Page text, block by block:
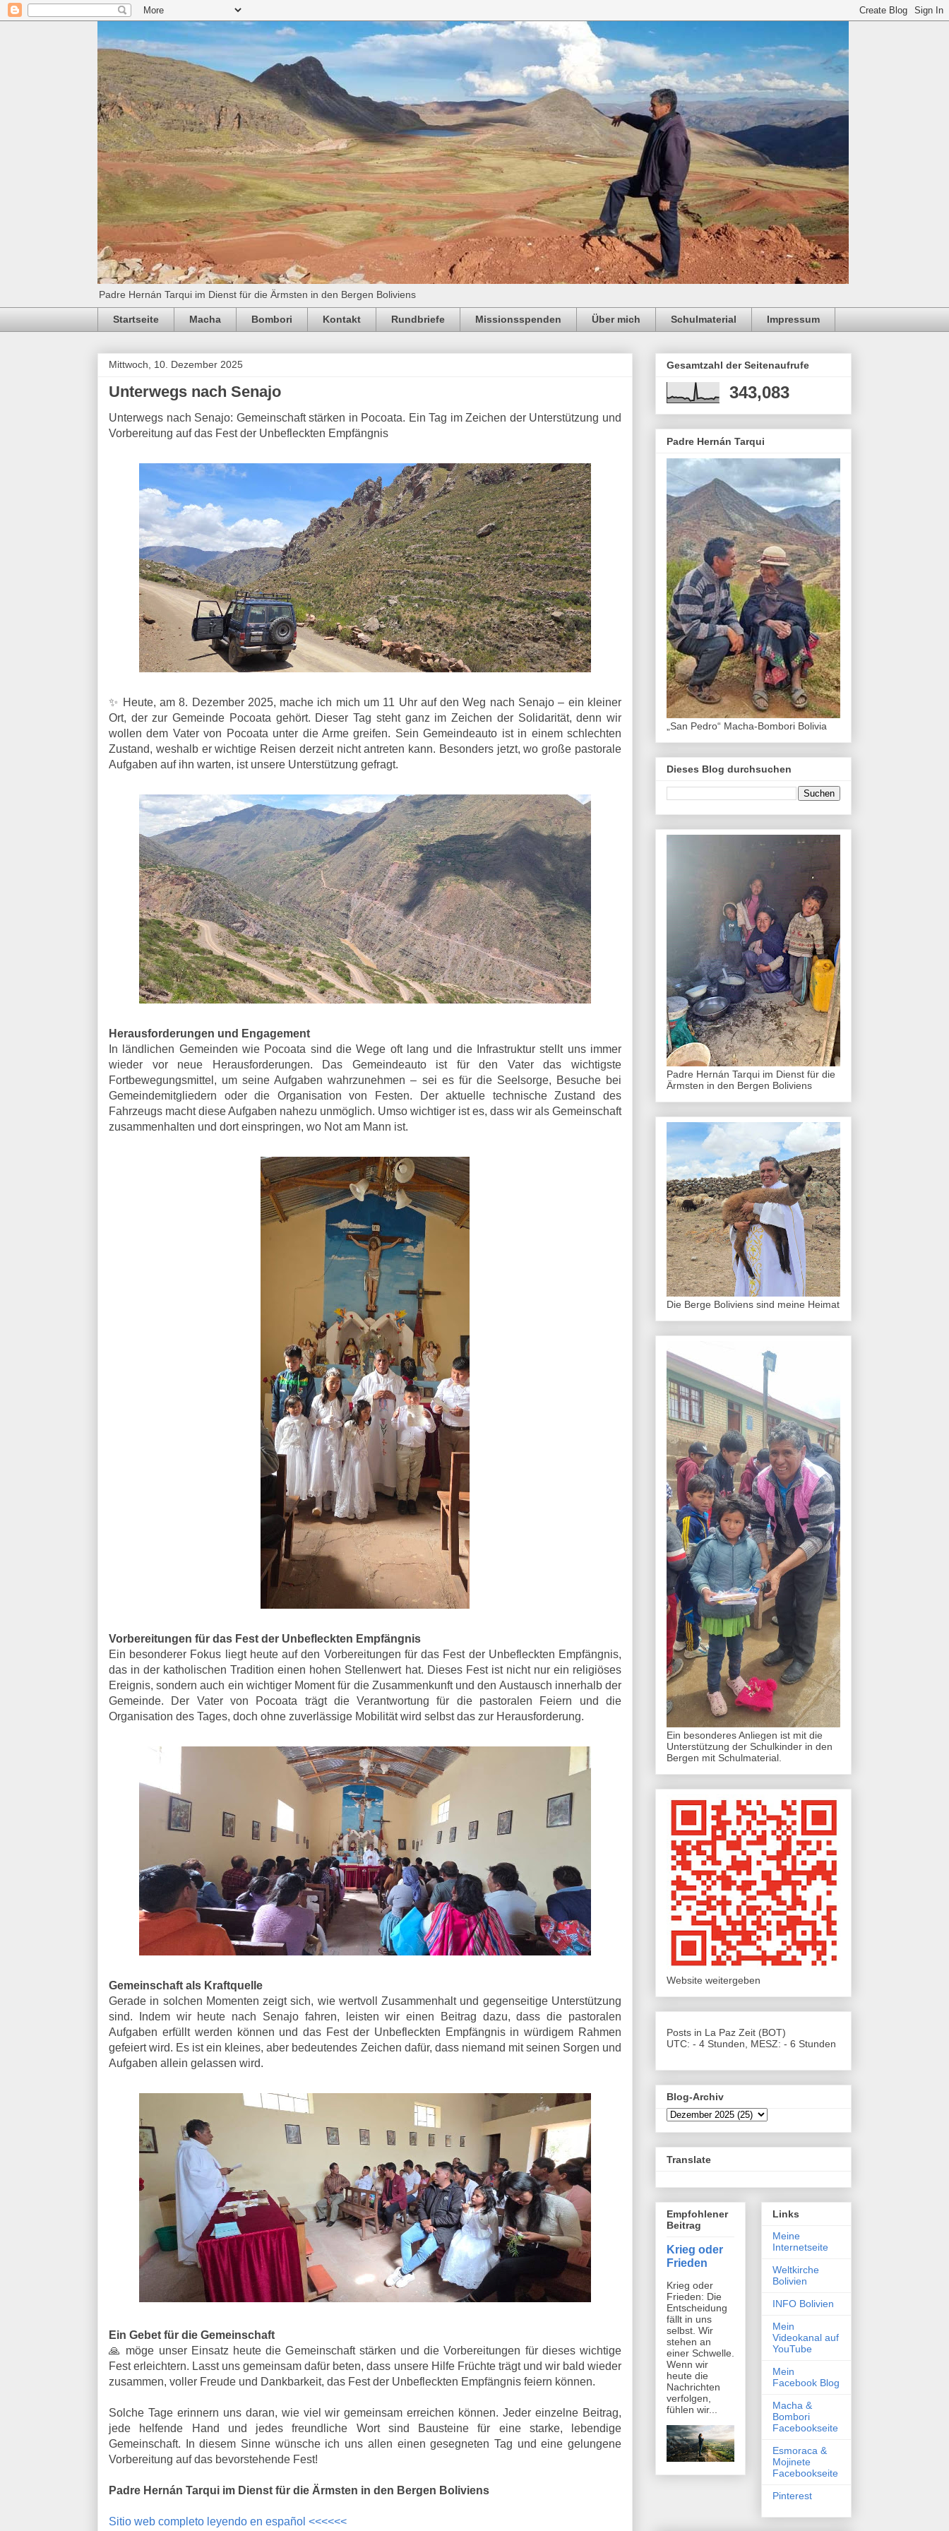
Padre Hernán Tarqui im Dienst für die Ärmsten in den Bergen Boliviens
Startseite Macha Bombori Kontakt Rundbriefe Missionsspenden Über mich Schulmaterial Impressum
Mittwoch, 10. Dezember 2025
Unterwegs nach Senajo
Unterwegs nach Senajo: Gemeinschaft stärken in Pocoata. Ein Tag im Zeichen der Unterstützung und
Vorbereitung auf das Fest der Unbefleckten Empfängnis
✨ Heute, am 8. Dezember 2025, mache ich mich um 11 Uhr auf den Weg nach Senajo – ein kleiner
Ort, der zur Gemeinde Pocoata gehört. Dieser Tag steht ganz im Zeichen der Solidarität, denn wir
wollen dem Vater von Pocoata unter die Arme greifen. Sein Gemeindeauto ist in einem schlechten
Zustand, weshalb er wichtige Reisen derzeit nicht antreten kann. Besonders jetzt, wo große pastorale
Aufgaben auf ihn warten, ist unsere Unterstützung gefragt.
Herausforderungen und Engagement
In ländlichen Gemeinden wie Pocoata sind die Wege oft lang und die Infrastruktur stellt uns immer
wieder vor neue Herausforderungen. Das Gemeindeauto ist für den Vater das wichtigste
Fortbewegungsmittel, um seine Aufgaben wahrzunehmen – sei es für die Seelsorge, Besuche bei
Gemeindemitgliedern oder die Organisation von Festen. Der aktuelle technische Zustand des
Fahrzeugs macht diese Aufgaben nahezu unmöglich. Umso wichtiger ist es, dass wir als Gemeinschaft
zusammenhalten und dort einspringen, wo Not am Mann ist.
Vorbereitungen für das Fest der Unbefleckten Empfängnis
Ein besonderer Fokus liegt heute auf den Vorbereitungen für das Fest der Unbefleckten Empfängnis,
das in der katholischen Tradition einen hohen Stellenwert hat. Dieses Fest ist nicht nur ein religiöses
Ereignis, sondern auch ein wichtiger Moment für die Zusammenkunft und den Austausch innerhalb der
Gemeinde. Der Vater von Pocoata trägt die Verantwortung für die pastoralen Feiern und die
Organisation des Tages, doch ohne zuverlässige Mobilität wird selbst das zur Herausforderung.
Gemeinschaft als Kraftquelle
Gerade in solchen Momenten zeigt sich, wie wertvoll Zusammenhalt und gegenseitige Unterstützung
sind. Indem wir heute nach Senajo fahren, leisten wir einen Beitrag dazu, dass die pastoralen
Aufgaben erfüllt werden können und das Fest der Unbefleckten Empfängnis in würdigem Rahmen
gefeiert wird. Es ist ein kleines, aber bedeutendes Zeichen dafür, dass niemand mit seinen Sorgen und
Aufgaben allein gelassen wird.
Ein Gebet für die Gemeinschaft
🙏 möge unser Einsatz heute die Gemeinschaft stärken und die Vorbereitungen für dieses wichtige
Fest erleichtern. Lasst uns gemeinsam dafür beten, dass unsere Hilfe Früchte trägt und wir bald wieder
zusammen, voller Freude und Dankbarkeit, das Fest der Unbefleckten Empfängnis feiern können.
Solche Tage erinnern uns daran, wie viel wir gemeinsam erreichen können. Jeder einzelne Beitrag,
jede helfende Hand und jedes freundliche Wort sind Bausteine für eine starke, lebendige
Gemeinschaft. In diesem Sinne wünsche ich uns allen einen gesegneten Tag und eine gelungene
Vorbereitung auf das bevorstehende Fest!
Padre Hernán Tarqui im Dienst für die Ärmsten in den Bergen Boliviens
Sitio web completo leyendo en español <<<<<<
Gesamtzahl der Seitenaufrufe
343,083
Padre Hernán Tarqui
„San Pedro“ Macha-Bombori Bolivia
Dieses Blog durchsuchen
Padre Hernán Tarqui im Dienst für die
Ärmsten in den Bergen Boliviens
Die Berge Boliviens sind meine Heimat
Ein besonderes Anliegen ist mit die
Unterstützung der Schulkinder in den
Bergen mit Schulmaterial.
Website weitergeben
Posts in La Paz Zeit (BOT)
UTC: - 4 Stunden, MESZ: - 6 Stunden
Blog-Archiv
Translate
Empfohlener
Beitrag
Krieg oder
Frieden
Krieg oder
Frieden: Die
Entscheidung
fällt in uns
selbst. Wir
stehen an
einer Schwelle.
Wenn wir
heute die
Nachrichten
verfolgen,
fühlen wir...
Links
Meine
Internetseite
Weltkirche
Bolivien
INFO Bolivien
Mein
Videokanal auf
YouTube
Mein
Facebook Blog
Macha &
Bombori
Facebookseite
Esmoraca &
Mojinete
Facebookseite
Pinterest